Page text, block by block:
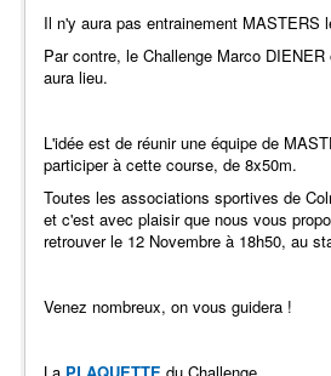
Il n'y aura pas entrainement MASTERS
Par contre, le Challenge Marco
aura lieu.
L'idée est de réunir une équipe de
participer à cette course, de 8x50m.
Toutes les associations sportives de
et c'est avec plaisir que nous vous
retrouver le 12 Novembre à 18h50, au
Venez nombreux, on vous guidera !